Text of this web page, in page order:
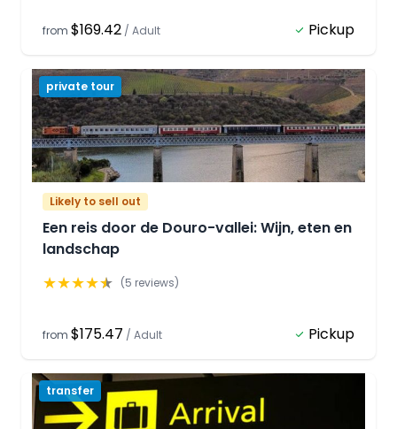
from $169.42 / Adult Pickup
private tour
Likely to sell out
Een reis door de Douro-vallei: Wijn, eten en
landschap
★★★★★ (5 reviews)
from $175.47 / Adult Pickup
transfer